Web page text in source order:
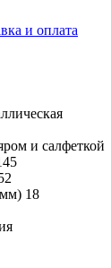
и оплата
и салфеткой
18